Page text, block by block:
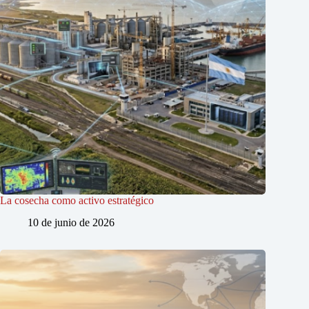
La cosecha como activo estratégico
10 de junio de 2026